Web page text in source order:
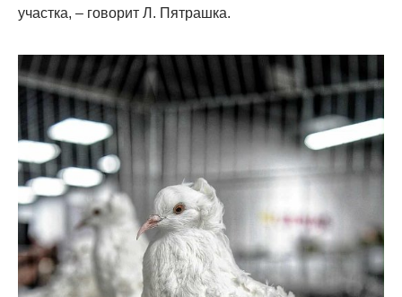
участка, – говорит Л. Пятрашка.